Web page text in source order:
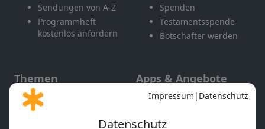
Sendungen von A-Z
Programmheft
kostenlos anfordern
Spenden
Testamentsspende
Botschafter werden
Themen
Gott und Bibel erklärt
Apps & Angebote
Mobile App